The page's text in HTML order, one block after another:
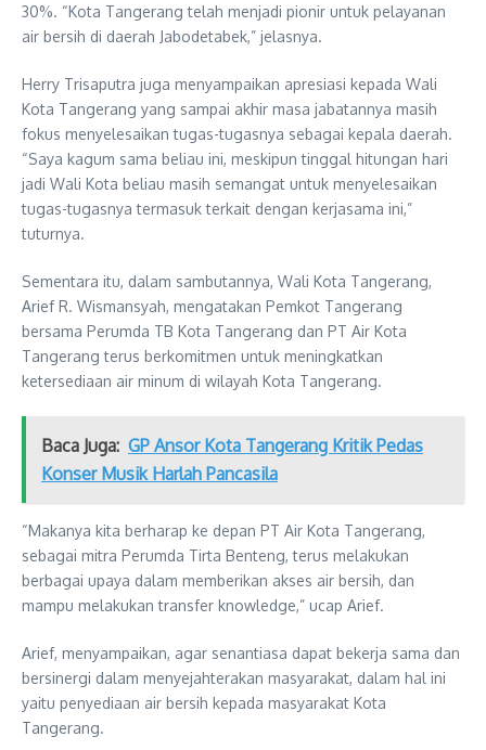
30%. “Kota Tangerang telah menjadi pionir untuk pelayanan
air bersih di daerah Jabodetabek,” jelasnya.
Herry Trisaputra juga menyampaikan apresiasi kepada Wali
Kota Tangerang yang sampai akhir masa jabatannya masih
fokus menyelesaikan tugas-tugasnya sebagai kepala daerah.
“Saya kagum sama beliau ini, meskipun tinggal hitungan hari
jadi Wali Kota beliau masih semangat untuk menyelesaikan
tugas-tugasnya termasuk terkait dengan kerjasama ini,”
tuturnya.
Sementara itu, dalam sambutannya, Wali Kota Tangerang,
Arief R. Wismansyah, mengatakan Pemkot Tangerang
bersama Perumda TB Kota Tangerang dan PT Air Kota
Tangerang terus berkomitmen untuk meningkatkan
ketersediaan air minum di wilayah Kota Tangerang.
Baca Juga: GP Ansor Kota Tangerang Kritik Pedas
Konser Musik Harlah Pancasila
“Makanya kita berharap ke depan PT Air Kota Tangerang,
sebagai mitra Perumda Tirta Benteng, terus melakukan
berbagai upaya dalam memberikan akses air bersih, dan
mampu melakukan transfer knowledge,” ucap Arief.
Arief, menyampaikan, agar senantiasa dapat bekerja sama dan
bersinergi dalam menyejahterakan masyarakat, dalam hal ini
yaitu penyediaan air bersih kepada masyarakat Kota
Tangerang.